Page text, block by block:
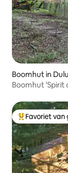
Boomhut in
Boomhut 'Spirit
Topfavoriet
Favoriet van